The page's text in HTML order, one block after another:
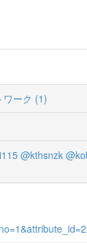
ワーク (1)
@kthsnzk